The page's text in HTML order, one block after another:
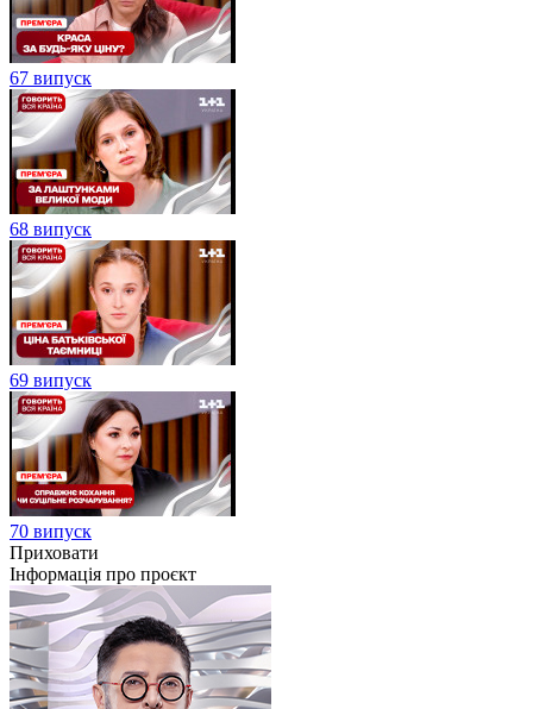
67 випуск
68 випуск
69 випуск
70 випуск
Приховати
Інформація про проєкт